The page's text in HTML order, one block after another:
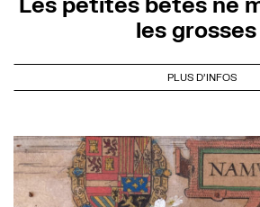
les grosses
PLUS D'INFOS